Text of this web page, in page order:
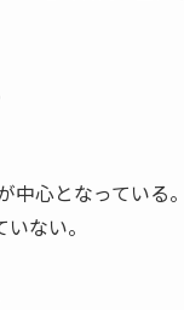
心となっている。
ない。